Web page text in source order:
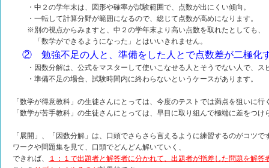
・中２の学年末は、図形や確率が試験範囲で、点数が出にくい傾向。
・一転して計算分野が範囲になるので、総じて点数が高めになります。
※別の視点からみますと、中２の学年末より高い点数を取れたとしても、
「数学ができるようになった」とはいいきれません。
② 勉強不足の人と、準備をした人とで点数差が二極化
・因数分解は、公式をマスターして使いこなせる人とそうでない人で、ス
・準備不足の場合、試験時間内に終わらないというケースがあります。
「数学が得意教科」の生徒さんにとっては、今度のテストでは満点を狙いに
「数学が苦手教科」の生徒さんにとっては、早目に取り組んで極端に差をつ
「展開」、「因数分解」は、口頭でさらさら言えるように練習するのがコツで
ワークや問題集を見て、口頭でどんどん解いていく、
できれば、
１：１で出題者と解答者に分かれて、出題者が指差した問題を解答